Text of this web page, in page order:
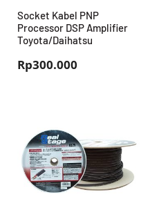
Socket Kabel PNP
Processor DSP Amplifier
Toyota/Daihatsu
Rp300.000